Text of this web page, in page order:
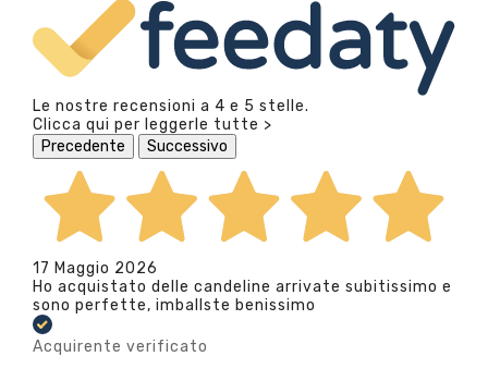
Le nostre recensioni a 4 e 5 stelle.
Clicca qui per leggerle tutte >
Precedente
Successivo
17 Maggio 2026
Ho acquistato delle candeline arrivate subitissimo e
sono perfette, imballste benissimo
Acquirente verificato